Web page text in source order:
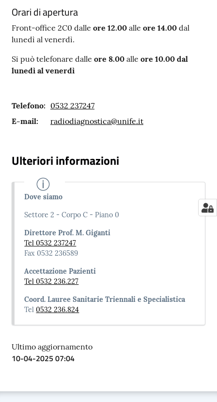
Orari di apertura
Front-office 2C0 dalle ore 12.00 alle ore 14.00 dal
lunedì al venerdì.
Si può telefonare dalle ore 8.00 alle ore 10.00 dal
lunedì al venerdì
Telefono: 0532 237247
E-mail: radiodiagnostica@unife.it
Ulteriori informazioni
Dove siamo
Settore 2 - Corpo C - Piano 0
Direttore Prof. M. Giganti
Tel 0532 237247
Fax 0532 236589
Accettazione Pazienti
Tel 0532 236.227
Coord. Lauree Sanitarie Triennali e Specialistica
Tel0532 236.824
Ultimo aggiornamento
10-04-2025 07:04